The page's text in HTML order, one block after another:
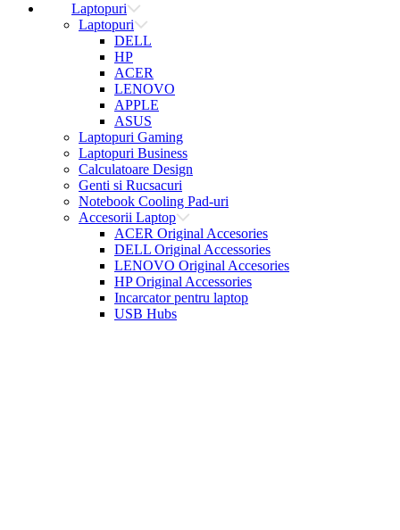
Laptopuri
Laptopuri
DELL
HP
ACER
LENOVO
APPLE
ASUS
Laptopuri Gaming
Laptopuri Business
Calculatoare Design
Genti si Rucsacuri
Notebook Cooling Pad-uri
Accesorii Laptop
ACER Original Accesories
DELL Original Accessories
LENOVO Original Accesories
HP Original Accessories
Incarcator pentru laptop
USB Hubs